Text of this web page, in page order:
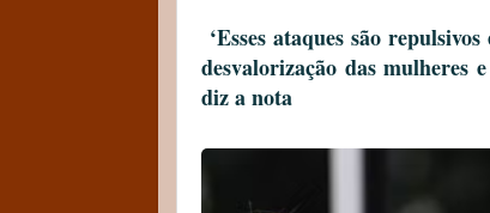
‘Esses ataques são
desvalorização das mulheres
diz a nota